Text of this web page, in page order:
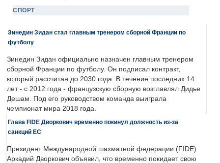
СПОРТ
Зинедин Зидан стал главным тренером сборной Франции по
футболу
Зинедин Зидан официально назначен главным тренером
сборной Франции по футболу. Он подписал контракт,
который рассчитан до 2030 года. В течение последних 14
лет - с 2012 года - французскую сборную возглавлял Дидье
Дешам. Под его руководством команда выиграла
чемпионат мира 2018 года.
Глава FIDE Дворкович временно покинул должность из-за
санкций ЕС
Президент Международной шахматной федерации (FIDE)
Аркадий Дворкович объявил, что временно покидает свою